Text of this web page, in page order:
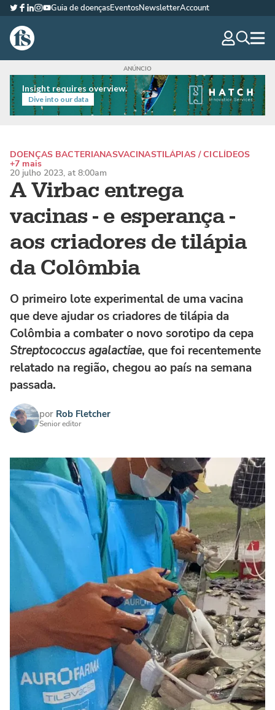
The Fish Site Brasil
Twitter
Facebook
LinkedIn
Instagram
YouTube
Guia de doençasEventosNewsletterAccount
A Virbac entrega
vacinas - e esperança -
aos criadores de tilápia
da Colômbia
DOENÇAS BACTERIANASVACINASTILÁPIAS / CICLÍDEOS
+7 mais
20 julho 2023, at 8:00am
O primeiro lote experimental de uma vacina
que deve ajudar os criadores de tilápia da
Colômbia a combater o novo sorotipo da cepa
Streptococcus agalactiae, que foi recentemente
relatado na região, chegou ao país na semana
passada.
por Rob Fletcher
Senior editor
Insight requires overview.
Dive into our data